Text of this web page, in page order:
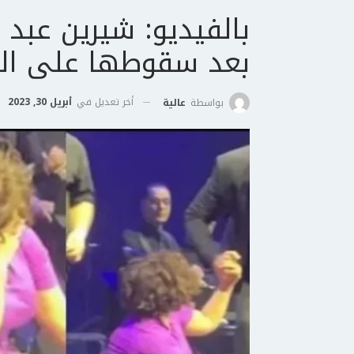
بالفيديو: شيرين
بعد سقوطها على
بواسطة عالية أخر تعديل في أبريل 30, 2023